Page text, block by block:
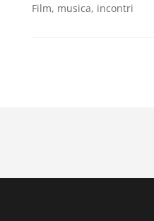
Film, musica, incontri